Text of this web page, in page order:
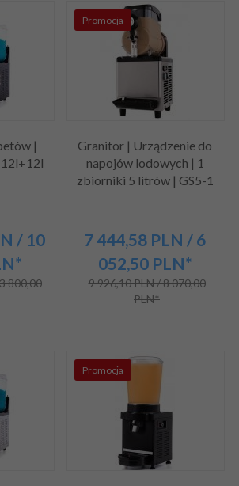
|
/ 10
800,00
Promocja
Granitor | Urządzenie do
napojów lodowych | 1
zbiorniki 5 litrów | GS5-1
7 444,58 PLN / 6
052,50 PLN*
9 926,10 PLN / 8 070,00
PLN*
Promocja